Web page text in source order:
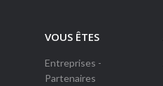
VOUS ÊTES
Entreprises -
Partenaires